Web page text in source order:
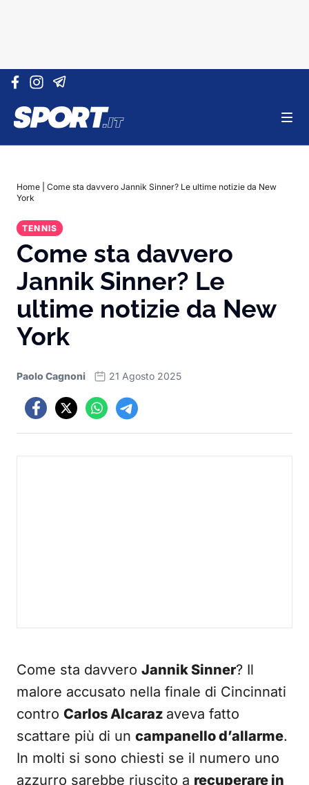
Vai al contenuto
Home
Come sta davvero Jannik Sinner? Le ultime notizie da New
York
TENNIS
Come sta davvero
Jannik Sinner? Le
ultime notizie da New
York
Paolo Cagnoni 21 Agosto 2025
Come sta davvero Jannik Sinner? Il
malore accusato nella finale di Cincinnati
contro Carlos Alcaraz aveva fatto
scattare più di un campanello d’allarme.
In molti si sono chiesti se il numero uno
azzurro sarebbe riuscito a recuperare in